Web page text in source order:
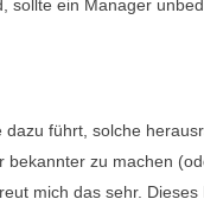
sollte ein Manager
dazu führt, solche
bekannter zu machen
mich das sehr. Dieses